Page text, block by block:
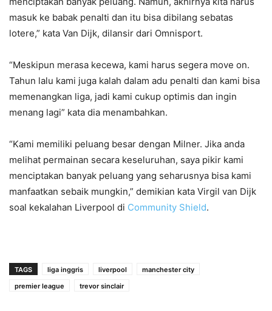
masuk ke babak penalti dan itu bisa dibilang sebatas
lotere,” kata Van Dijk, dilansir dari Omnisport.
“Meskipun merasa kecewa, kami harus segera move on.
Tahun lalu kami juga kalah dalam adu penalti dan kami bisa
memenangkan liga, jadi kami cukup optimis dan ingin
menang lagi” kata dia menambahkan.
“Kami memiliki peluang besar dengan Milner. Jika anda
melihat permainan secara keseluruhan, saya pikir kami
menciptakan banyak peluang yang seharusnya bisa kami
manfaatkan sebaik mungkin,” demikian kata Virgil van Dijk
soal kekalahan Liverpool di Community Shield.
TAGS liga inggris liverpool
manchester city
premier league
trevor sinclair